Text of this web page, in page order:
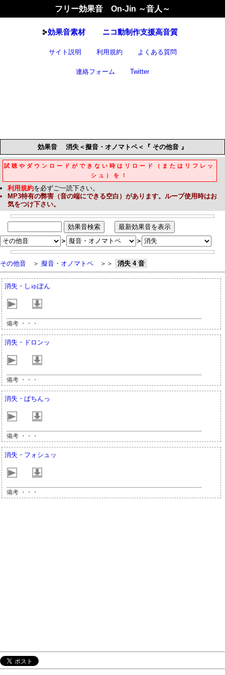
フリー効果音 On-Jin ～音人～
効果音素材 ニコ動制作支援高音質
サイト説明 利用規約 よくある質問
連絡フォーム Twitter
効果音消失＜擬音・オノマトペ＜『 その他音 』
試聴やダウンロードができない時はリロード（またはリフレッ
シュ）を！
利用規約を必ずご一読下さい。
MP3特有の弊害（音の端にできる空白）があります。ループ使用時はお
気をつけ下さい。
＞ ＞
その他音 ＞ 擬音・オノマトペ ＞＞ 消失 4 音
消失・しゅぽん
備考 ・・・
消失・ドロンッ
備考 ・・・
消失・ぱちんっ
備考 ・・・
消失・フォシュッ
備考 ・・・